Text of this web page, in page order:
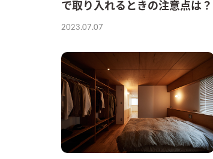
で取り入れるときの注意点は？
2023.07.07